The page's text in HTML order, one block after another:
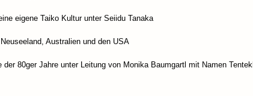
eigene Taiko Kultur unter Seiidu Tanaka
Australien und den USA
der 80ger Jahre unter Leitung von Monika Baumgartl mit Namen